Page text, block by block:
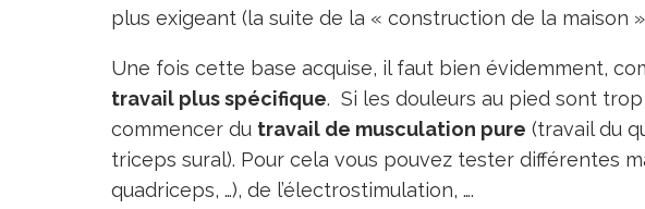
plus exigeant (la suite de la « construction de la maison
Une fois cette base acquise, il faut bien évidemment,
travail plus spécifique. Si les douleurs au pied sont
commencer du travail de musculation pure (travail du
triceps sural). Pour cela vous pouvez tester différentes
quadriceps, …), de l’électrostimulation, ….